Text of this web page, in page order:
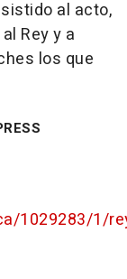
al acto,
Rey y a
los que
1029283/1/